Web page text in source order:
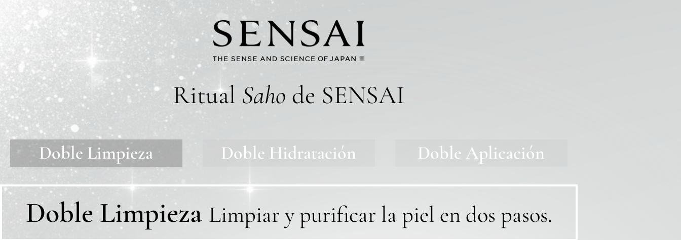
Ritual Saho de SENSAI
Doble Limpieza Doble Hidratación Doble Aplicación
Doble Limpieza Limpiar y purificar la piel en dos pasos.